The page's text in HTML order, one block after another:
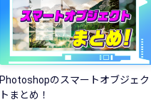
Photoshopのスマートオブジェク
トまとめ！